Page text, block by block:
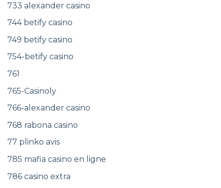
733 alexander casino
744 betify casino
749 betify casino
754-betify casino
761
765-Casinoly
766-alexander casino
768 rabona casino
77 plinko avis
785 mafia casino en ligne
786 casino extra